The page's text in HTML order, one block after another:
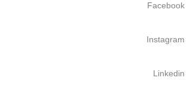
Facebook
Instagram
Linkedin